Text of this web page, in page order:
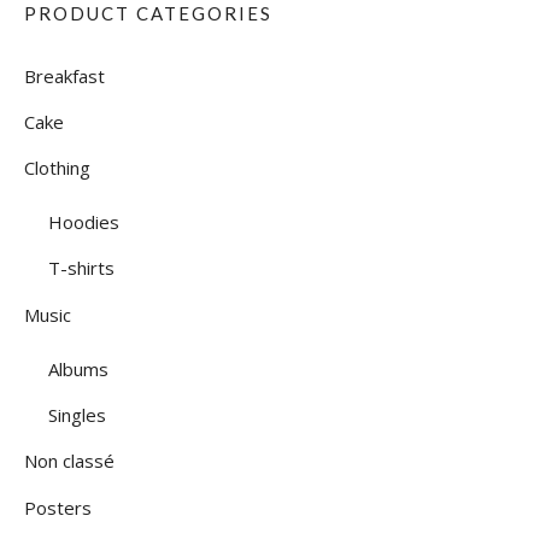
PRODUCT CATEGORIES
Breakfast
Cake
Clothing
Hoodies
T-shirts
Music
Albums
Singles
Non classé
Posters